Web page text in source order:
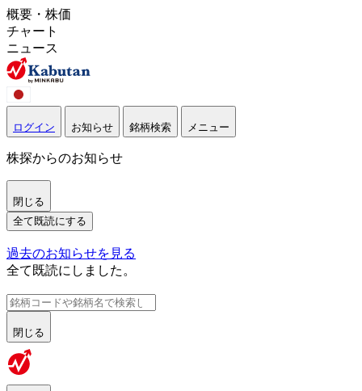
概要・株価
チャート
ニュース
ログイン お知らせ 銘柄検索 メニュー
株探からのお知らせ
閉じる
全て既読にする
過去のお知らせを見る
全て既読にしました。
閉じる